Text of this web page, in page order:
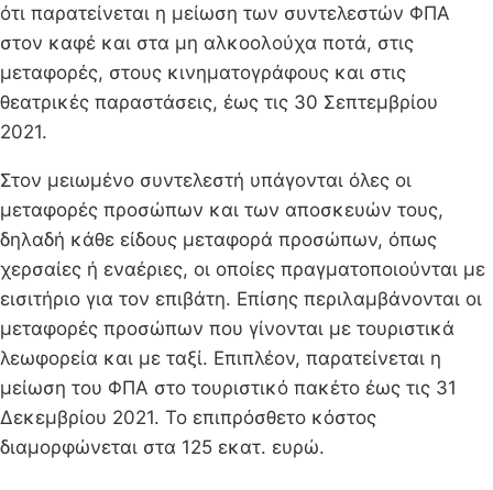
ότι παρατείνεται η μείωση των συντελεστών ΦΠΑ
στον καφέ και στα μη αλκοολούχα ποτά, στις
μεταφορές, στους κινηματογράφους και στις
θεατρικές παραστάσεις, έως τις 30 Σεπτεμβρίου
2021.
Στον μειωμένο συντελεστή υπάγονται όλες οι
μεταφορές προσώπων και των αποσκευών τους,
δηλαδή κάθε είδους μεταφορά προσώπων, όπως
χερσαίες ή εναέριες, οι οποίες πραγματοποιούνται με
εισιτήριο για τον επιβάτη. Επίσης περιλαμβάνονται οι
μεταφορές προσώπων που γίνονται με τουριστικά
λεωφορεία και με ταξί. Επιπλέον, παρατείνεται η
μείωση του ΦΠΑ στο τουριστικό πακέτο έως τις 31
Δεκεμβρίου 2021. Το επιπρόσθετο κόστος
διαμορφώνεται στα 125 εκατ. ευρώ.